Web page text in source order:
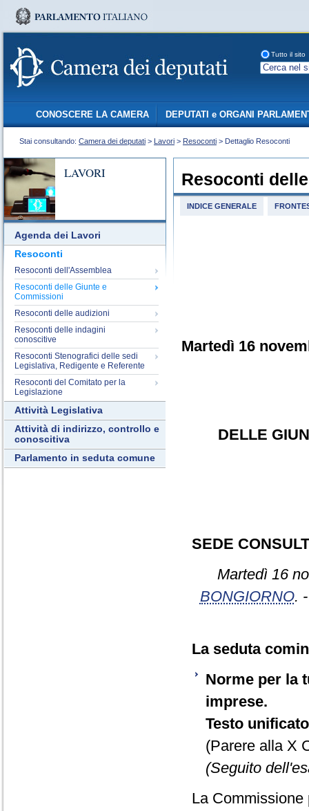
Tutto il sito
CONOSCERE LA CAMERA DEPUTATI e ORGANI
Stai consultando: Camera dei deputati > Lavori > Resoconti > Dettaglio Resoconti
LAVORI
Agenda dei Lavori
Resoconti
Resoconti dell'Assemblea
Resoconti delle Giunte e
Commissioni
Resoconti delle audizioni
Resoconti delle indagini
conoscitive
Resoconti Stenografici delle sedi
Legislativa, Redigente e Referente
Resoconti del Comitato per la
Legislazione
Attività Legislativa
Attività di indirizzo, controllo e
conoscitiva
Parlamento in seduta comune
Resoconti
INDICE GENERALE
Martedì 16
DELLE
SEDE
Martedì 16
BONGIORNO.
La seduta
Norme per la
imprese.
Testo
(Parere alla X
(Seguito
La